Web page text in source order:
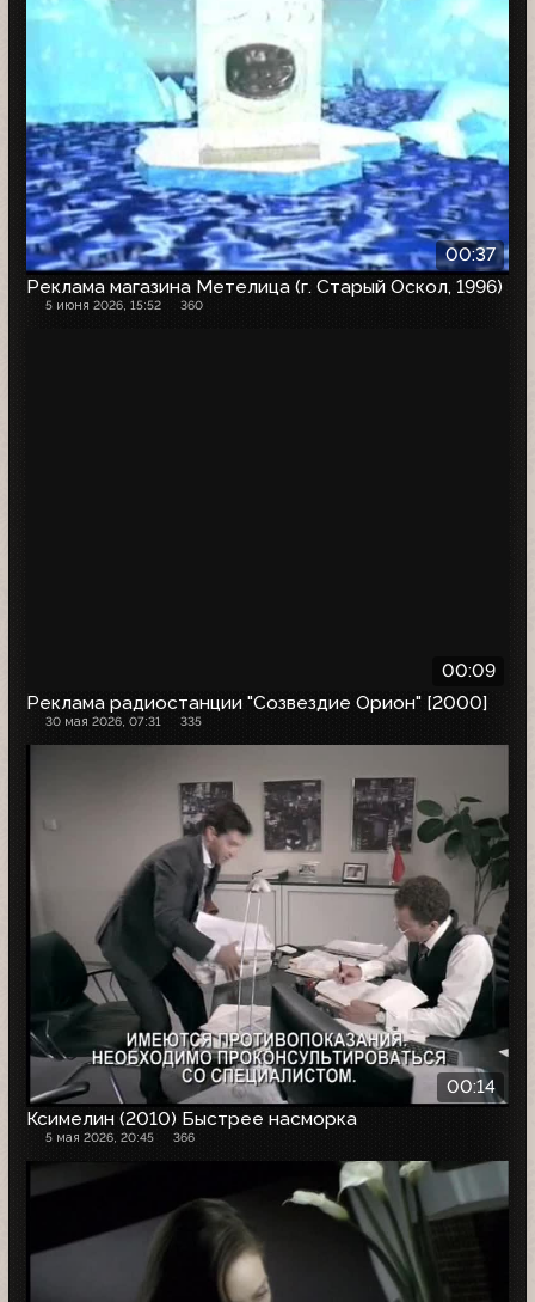
00:37
Реклама магазина Метелица (г. Старый Оскол, 1996)
5 июня 2026, 15:52 360
00:09
Реклама радиостанции "Созвездие Орион" [2000]
30 мая 2026, 07:31 335
00:14
Ксимелин (2010) Быстрее насморка
5 мая 2026, 20:45 366